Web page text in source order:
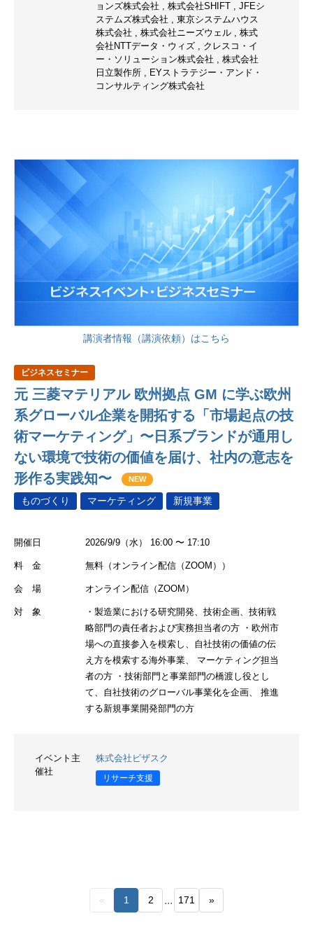
ョンズ株式会社 , 株式会社SHIFT , JFEシ
ステムズ株式会社 , 東京システムハウス
株式会社 , 株式会社ニーズウェル , 株式
会社NTTデータ・ウィズ , クレスコ・イ
ー・ソリューション株式会社 , 株式会社
日立製作所 , EYストラテジー・アンド・
コンサルティング株式会社
講演者情報（講演依頼）はこちら
ビジネスセミナー
元 三菱マテリアル 欧州拠点 GM に学ぶ欧州
系グローバル企業を開拓する「市場起点の技
術マーケティング」〜日系ブランドが通用し
ない環境で技術の価値を届け、社内の意志を
形作る実践知〜
NEW
ものづくり マーケティング 新規事業
開催日 2026/9/9（水） 16:00 〜 17:10
料 金 無料（オンライン配信（ZOOM））
会 場 オンライン配信（ZOOM）
対 象
・製造業における研究開発、技術企画、技術戦
略部門の責任者および実務担当者の方 ・欧州市
場への直接参入を模索し、自社技術の価値の伝
え方を模索する海外事業、 マーケティング担当
者の方 ・技術部門と事業部門の橋渡し役とし
て、自社技術のグローバル事業化を企画、 推進
する新規事業開発部門の方
イベント主
催社
株式会社ビザスク
リサーチ支援
« 1 2 ... 171 »